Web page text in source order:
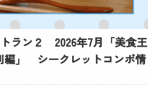
ラン２ 2026年7月「美食王
編」 シークレットコンボ情